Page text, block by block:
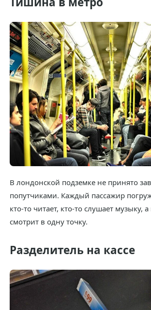
В лондонской подземке не принято
попутчиками. Каждый пассажир
кто-то читает, кто-то слушает музыку, а
смотрит в одну точку.
Разделитель на кассе